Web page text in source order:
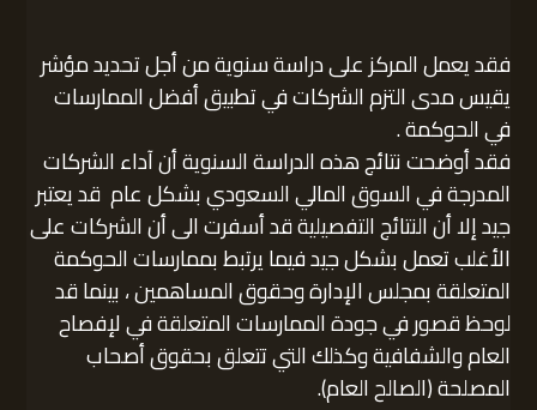
فقد يعمل المركز على دراسة سنوية من أجل تحديد مؤشر
يقيس مدى التزم الشركات في تطبيق أفضل الممارسات
في الحوكمة .
فقد أوضحت نتائج هذه الدراسة السنوية أن آداء الشركات
المدرجة في السوق المالي السعودي بشكل عام قد يعتبر
جيد إلا أن النتائج التفصيلية قد أسفرت الى أن الشركات على
الأغلب تعمل بشكل جيد فيما يرتبط بممارسات الحوكمة
المتعلقة بمجلس الإدارة وحقوق المساهمين ، بينما قد
لوحظ قصور في جودة الممارسات المتعلقة في لإفصاح
العام والشفافية وكذلك التي تتعلق بحقوق أصحاب
المصلحة (الصالح العام).